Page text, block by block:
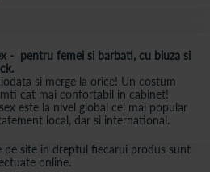
- pentru femei si barbati, cu bluza si
si merge la orice! Un costum
cat mai confortabil in cabinet!
este la nivel global cel mai popular
local, dar si international.
pe site in dreptul fiecarui produs sunt
online.